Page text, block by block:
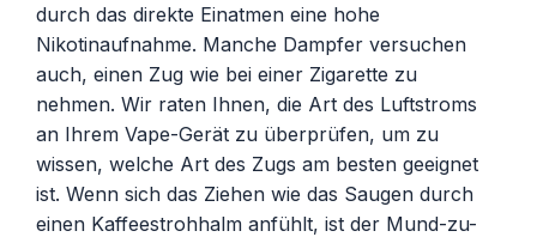
durch das direkte Einatmen eine hohe
Nikotinaufnahme. Manche Dampfer versuchen
auch, einen Zug wie bei einer Zigarette zu
nehmen. Wir raten Ihnen, die Art des Luftstroms
an Ihrem Vape-Gerät zu überprüfen, um zu
wissen, welche Art des Zugs am besten geeignet
ist. Wenn sich das Ziehen wie das Saugen durch
einen Kaffeestrohhalm anfühlt, ist der Mund-zu-